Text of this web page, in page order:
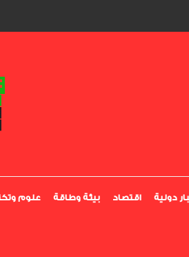
علوم بيئة وطاقة اقتصاد دولية